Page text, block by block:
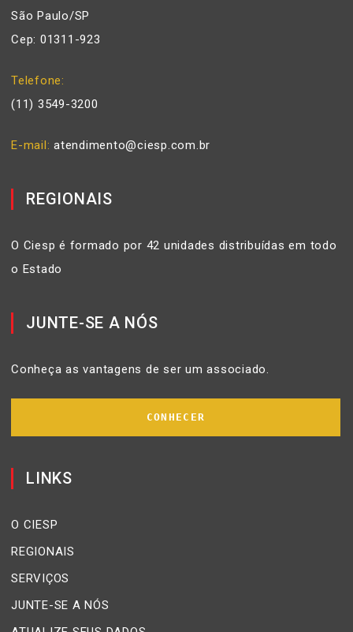
São Paulo/SP
Cep: 01311-923
Telefone
(11) 3549-3200
E-mail atendimento@ciesp.com.br
REGIONAIS
O Ciesp é formado por 42 unidades distribuídas em todo
o Estado
JUNTE-SE A NÓS
Conheça as vantagens de ser um associado.
CONHECER
LINKS
O CIESP
REGIONAIS
SERVIÇOS
JUNTE-SE A NÓS